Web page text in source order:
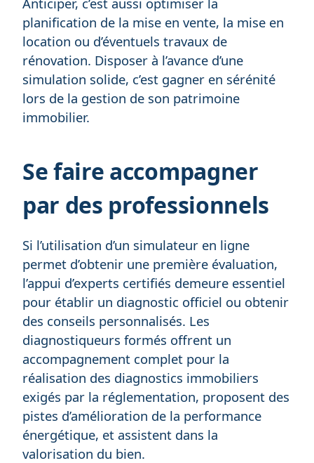
planification de la mise en vente, la mise en
location ou d’éventuels travaux de
rénovation. Disposer à l’avance d’une
simulation solide, c’est gagner en sérénité
lors de la gestion de son patrimoine
immobilier.
Se faire accompagner
par des professionnels
Si l’utilisation d’un simulateur en ligne
permet d’obtenir une première évaluation,
l’appui d’experts certifiés demeure essentiel
pour établir un diagnostic officiel ou obtenir
des conseils personnalisés. Les
diagnostiqueurs formés offrent un
accompagnement complet pour la
réalisation des diagnostics immobiliers
exigés par la réglementation, proposent des
pistes d’amélioration de la performance
énergétique, et assistent dans la
valorisation du bien.